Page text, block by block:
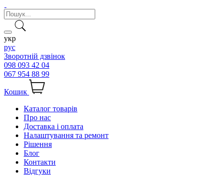
укр
рус
Зворотній дзвінок
098 093 42 04
067 954 88 99
Кошик
Каталог товарів
Про нас
Доставка і оплата
Налаштування та ремонт
Рішення
Блог
Контакти
Відгуки